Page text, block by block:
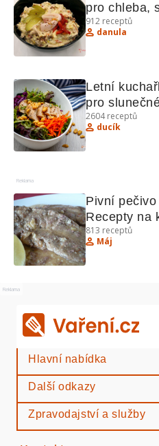
pro chleba,
912 receptů
danula
Letní
pro
2604receptů
ducík
Reklama
Pivní
Recepty na
hruškové
játra
813 receptů
Máj
Reklama
Hlavní nabídka
Další odkazy
Zpravodajství a služby